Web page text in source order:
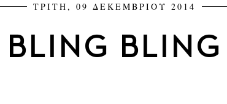
ΤΡΙΤΗ, 09 ΔΕΚΕΜΒΡΙΟΥ 2014
BLING BLING